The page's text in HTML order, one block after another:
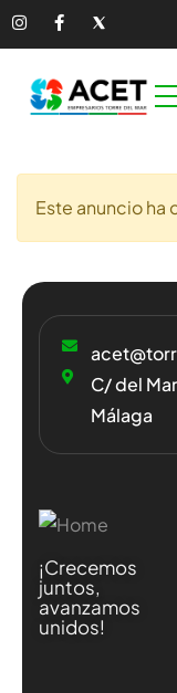
Este anuncio ha
C/ del
Málaga
¡Crecemos
juntos,
avanzamos
unidos!